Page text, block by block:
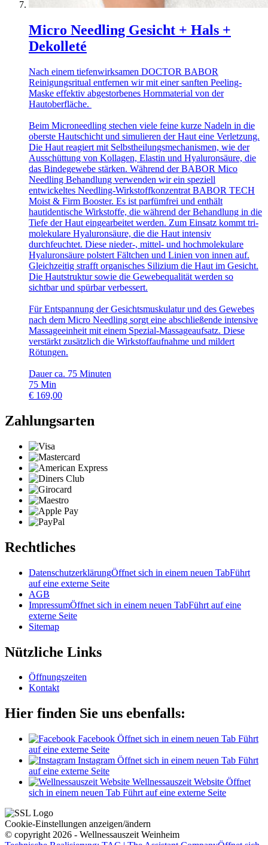
Micro Needling Gesicht + Hals +
Dekolleté
Nach einem tiefenwirksamen DOCTOR BABOR
Reinigungsritual entfernen wir mit einer sanften Peeling-
Maske effektiv abgestorbenes Hornmaterial von der
Hautoberfläche.
Beim Microneedling stechen viele feine kurze Nadeln in die
oberste Hautschicht und simulieren der Haut eine Verletzung.
Die Haut reagiert mit Selbstheilungsmechanismen, wie der
Ausschüttung von Kollagen, Elastin und Hyaluronsäure, die
das Bindegewebe stärken. Während der BABOR Mico
Needling Behandlung verwenden wir ein speziell
entwickeltes Needling-Wirkstoffkonzentrat BABOR TECH
Moist & Firm Booster. Es ist parfümfrei und enthält
hautidentische Wirkstoffe, die während der Behandlung in die
Tiefe der Haut eingearbeitet werden. Zum Einsatz kommt tri-
molekulare Hyaluronsäure, die die Haut intensiv
durchfeuchtet. Diese nieder-, mittel- und hochmolekulare
Hyaluronsäure polstert Fältchen und Linien von innen auf.
Gleichzeitig strafft organisches Silizium die Haut im Gesicht.
Die Hautstruktur sowie die Gewebequalität werden so
sichtbar und spürbar verbessert.
Für Entspannung der Gesichtsmuskulatur und des Gewebes
nach dem Micro Needling sorgt eine abschließende intensive
Massageeinheit mit einem Spezial-Massageaufsatz. Diese
verstärkt zusätzlich die Wirkstoffaufnahme und mildert
Rötungen.
Dauer ca. 75 Minuten
75 Min
€ 169,00
Zahlungsarten
Rechtliches
DatenschutzerklärungÖffnet sich in einem neuen TabFührt
auf eine externe Seite
AGB
ImpressumÖffnet sich in einem neuen TabFührt auf eine
externe Seite
Sitemap
Nützliche Links
Öffnungszeiten
Kontakt
Hier finden Sie uns ebenfalls:
Facebook Öffnet sich in einem neuen Tab Führt
auf eine externe Seite
Instagram Öffnet sich in einem neuen Tab Führt
auf eine externe Seite
Wellnessauszeit Website Öffnet
sich in einem neuen Tab Führt auf eine externe Seite
Cookie-Einstellungen anzeigen/ändern
© copyright 2026 - Wellnessauszeit Weinheim